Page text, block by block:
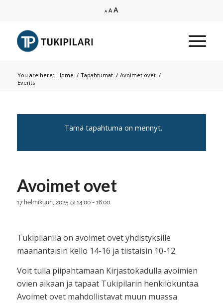
A Decrease
AReset
font
AIncrease
font
You are here: Home / Tapahtumat / Avoimet ovet /
Events
Tämä tapahtuma on mennyt.
Avoimet ovet
17 helmikuun, 2025 @ 14:00- 16:00
Tukipilarilla on avoimet ovet yhdistyksille
maanantaisin kello 14-16 ja tiistaisin 10-12.
Voit tulla piipahtamaan Kirjastokadulla avoimien
ovien aikaan ja tapaat Tukipilarin henkilökuntaa.
Avoimet ovet mahdollistavat muun muassa